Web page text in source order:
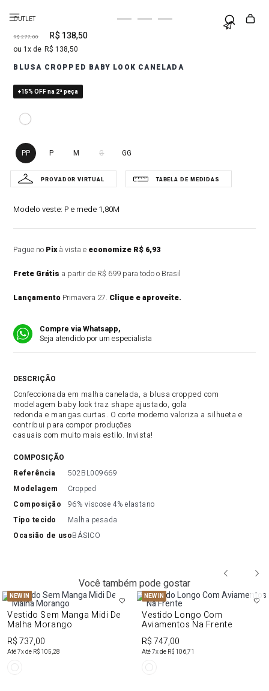
OUTLET
R$ 277,00 R$ 138,50
1 R$ 138,50
BLUSA CROPPED BABY LOOK CANELADA
+15% OFF na 2ª peça
PP P M G GG
Modelo veste: P e mede 1,80M
Pague no Pixà vista e economize R$ 6,93
Frete Grátis a partir de R$ 699 para todo o Brasil
Lançamento Primavera 27. Clique e aproveite.
Compre via Whatsapp,
Seja atendido por um especialista
Confeccionada em malha canelada, a blusa cropped com
modelagem baby look traz shape ajustado, gola
redonda e mangas curtas. O corte moderno valoriza a silhueta e
contribui para compor produções
casuais com muito mais estilo. Invista!
COMPOSIÇÃO
referência
502BL009669
modelagem
Cropped
composição
96% viscose 4% elastano
tipo tecido
Malha pesada
ocasião de usoBÁSICO
Você também pode gostar
NEW IN
Vestido Sem Manga Midi De
Malha Morango
R$ 737,00
Até7x de R$ 105,28
NEW IN
Vestido Longo Com
Aviamentos Na Frente
R$ 747,00
Até7x de R$ 106,71